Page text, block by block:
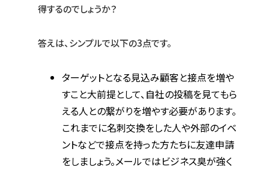
得するのでしょうか？
答えは、シンプルで以下の3点です。
ターゲットとなる見込み顧客と接点を増や
すこと大前提として、自社の投稿を見てもら
える人との繋がりを増やす必要があります。
これまでに名刺交換をした人や外部のイベ
ントなどで接点を持った方たちに友達申請
をしましょう。メールではビジネス臭が強く